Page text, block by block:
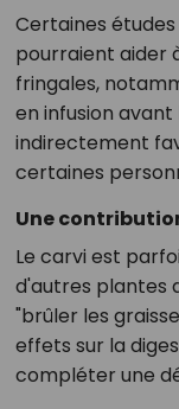
Certaines
pourraient aider
fringales,
en infusion
indirectement
certaines
Une
Le carvi est
d'autres plantes
"brûler les
effets sur la
compléter une